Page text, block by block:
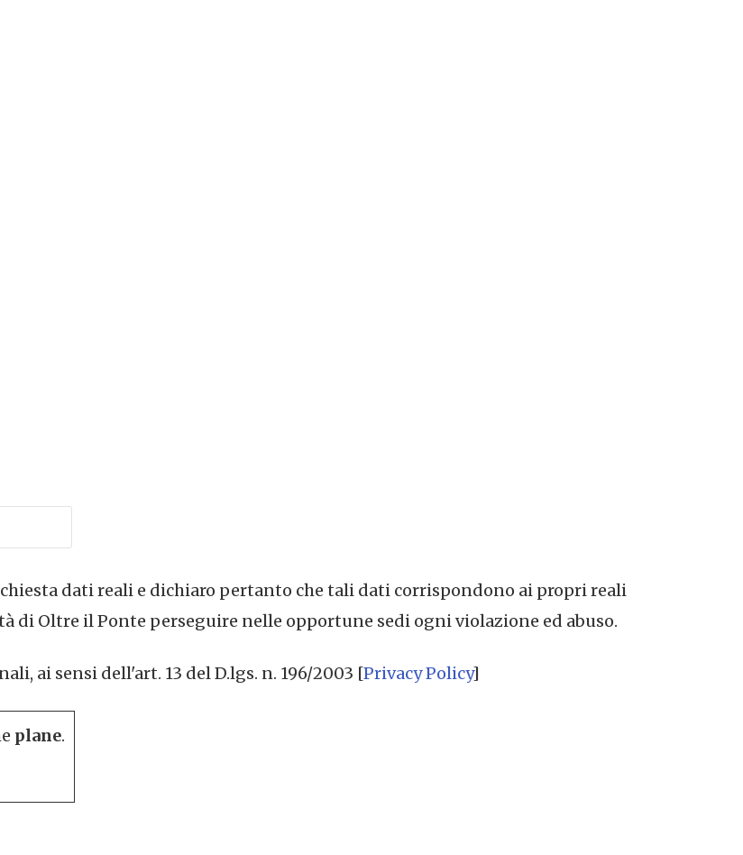
dati reali e dichiaro pertanto che tali dati corrispondono ai propri reali
di Oltre il Ponte perseguire nelle opportune sedi ogni violazione ed abuso.
ai sensi dell'art. 13 del D.lgs. n. 196/2003 [Privacy Policy]
plane.